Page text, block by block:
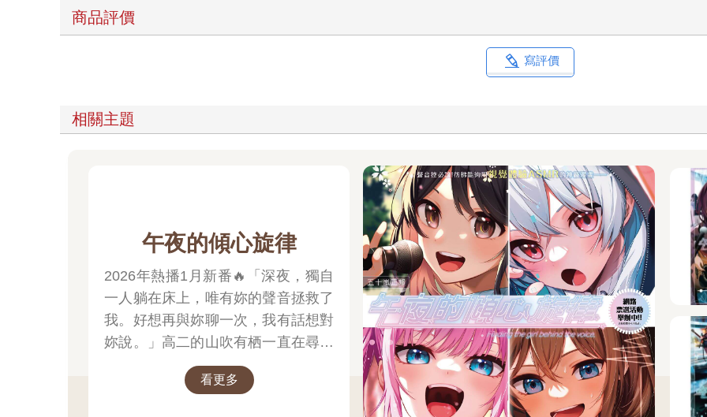
商品評價
寫評價
相關主題
午夜的傾心旋律
2026年熱播1月新番🔥「深夜，獨自
一人躺在床上，唯有妳的聲音拯救了
我。好想再與妳聊一次，我有話想對
妳說。」高二的山吹有栖一直在尋找
一個長相成謎、本名不詳，化名為
「阿波羅」在線上廣播電臺主持節目
看更多